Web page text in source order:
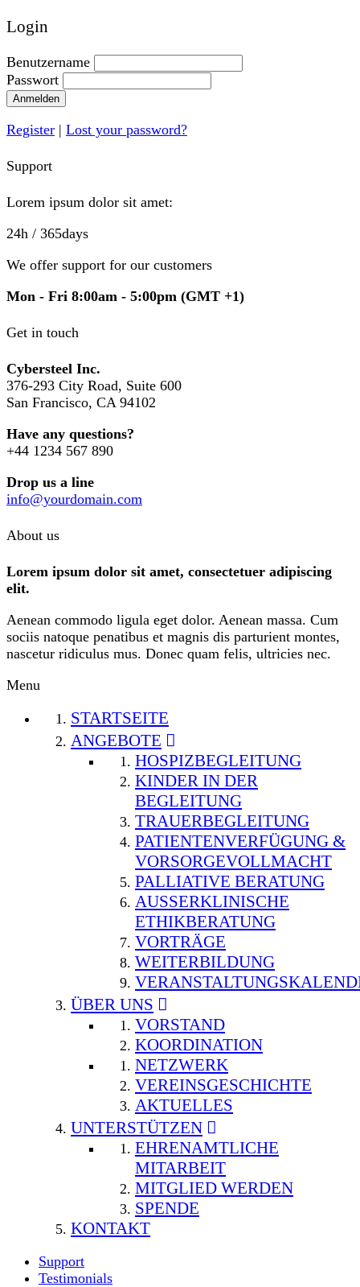
Login
Benutzername
Passwort
Anmelden
Register | Lost your password?
Support
Lorem ipsum dolor sit amet:
24h / 365days
We offer support for our customers
Mon - Fri 8:00am - 5:00pm (GMT +1)
Get in touch
Cybersteel Inc.
376-293 City Road, Suite 600
San Francisco, CA 94102
Have any questions?
+44 1234 567 890
Drop us a line
info@yourdomain.com
About us
Lorem ipsum dolor sit amet, consectetuer adipiscing
elit.
Aenean commodo ligula eget dolor. Aenean massa. Cum
sociis natoque penatibus et magnis dis parturient montes,
nascetur ridiculus mus. Donec quam felis, ultricies nec.
Menu
STARTSEITE
ANGEBOTE
HOSPIZBEGLEITUNG
KINDER IN DER
BEGLEITUNG
TRAUERBEGLEITUNG
PATIENTENVERFÜGUNG &
VORSORGEVOLLMACHT
PALLIATIVE BERATUNG
AUSSERKLINISCHE E
THIKBERATUNG
VORTRÄGE
WEITERBILDUNG
ÜBER UNS
VORSTAND
KOORDINATION
NETZWERK
VEREINSGESCHICHTE
AKTUELLES
UNTERSTÜTZEN
EHRENAMTLICHE
MITARBEIT
MITGLIED WERDEN
SPENDE
KONTAKT
Support
Testimonials